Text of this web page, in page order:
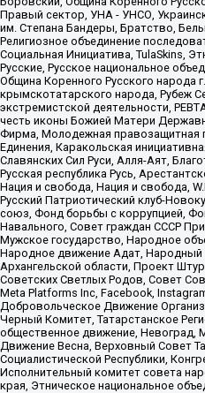
Правый сектор, УНА - УНСО,
им. Степана Бандеры, Братство,
Религиозное объединение
Социальная Инициатива, TulaSkins,
Русские, Русское национальное
Община Коренного Русского народа
крымскотатарского народа, Рубеж
экстремистской деятельности,
честь иконы Божией Матери
Фирма, Молодежная правозащитная
Единения, Каракольская
Славянских Сил Руси, Алля-Аят,
Русская республика Русь,
Нация и свобода, Нация и свобода,
Русский Патриотический клуб-
союз, Фонд борьбы с коррупцией,
Навального, Совет граждан СССР
Мужское государство, Народное
Народное движение Адат,
Архангельской области, Проект
Советских Светлых Родов, Совет
Meta Platforms Inc, Facebook,
Добровольческое Движение
Черный Комитет, Татарстанское
общественное движение,
Движение Весна, Верховный Совет
Социалистической Республики,
Исполнительный комитет совета
края, Этническое национальное